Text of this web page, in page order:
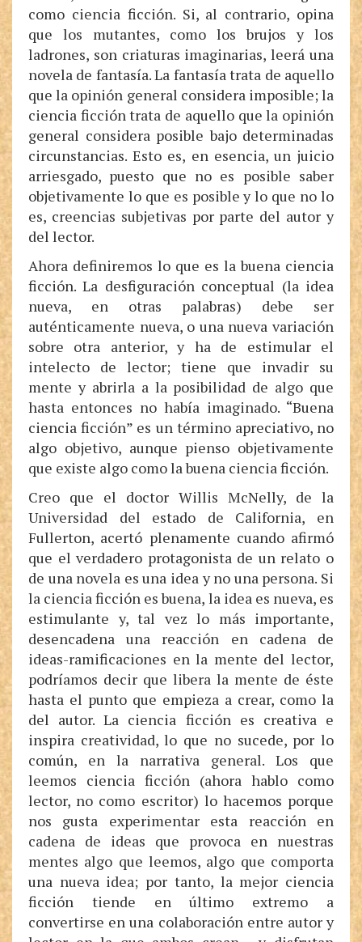
como ciencia ficción. Si, al contrario, opina
que los mutantes, como los brujos y los
ladrones, son criaturas imaginarias, leerá una
novela de fantasía. La fantasía trata de aquello
que la opinión general considera imposible; la
ciencia ficción trata de aquello que la opinión
general considera posible bajo determinadas
circunstancias. Esto es, en esencia, un juicio
arriesgado, puesto que no es posible saber
objetivamente lo que es posible y lo que no lo
es, creencias subjetivas por parte del autor y
del lector.
Ahora definiremos lo que es la buena ciencia
ficción. La desfiguración conceptual (la idea
nueva, en otras palabras) debe ser
auténticamente nueva, o una nueva variación
sobre otra anterior, y ha de estimular el
intelecto de lector; tiene que invadir su
mente y abrirla a la posibilidad de algo que
hasta entonces no había imaginado. “Buena
ciencia ficción” es un término apreciativo, no
algo objetivo, aunque pienso objetivamente
que existe algo como la buena ciencia ficción.
Creo que el doctor Willis McNelly, de la
Universidad del estado de California, en
Fullerton, acertó plenamente cuando afirmó
que el verdadero protagonista de un relato o
de una novela es una idea y no una persona. Si
la ciencia ficción es buena, la idea es nueva, es
estimulante y, tal vez lo más importante,
desencadena una reacción en cadena de
ideas-ramificaciones en la mente del lector,
podríamos decir que libera la mente de éste
hasta el punto que empieza a crear, como la
del autor. La ciencia ficción es creativa e
inspira creatividad, lo que no sucede, por lo
común, en la narrativa general. Los que
leemos ciencia ficción (ahora hablo como
lector, no como escritor) lo hacemos porque
nos gusta experimentar esta reacción en
cadena de ideas que provoca en nuestras
mentes algo que leemos, algo que comporta
una nueva idea; por tanto, la mejor ciencia
ficción tiende en último extremo a
convertirse en una colaboración entre autor y